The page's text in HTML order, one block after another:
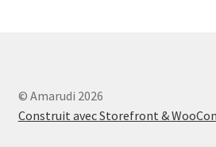
© Amarudi 2026
Construit avec Storefront &